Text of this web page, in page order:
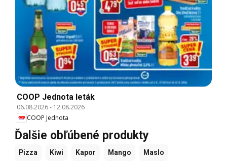
COOP Jednota leták
06.08.2026- 12.08.2026
COOP Jednota
Ďalšie obľúbené produkty
Pizza Kiwi Kapor Mango Maslo